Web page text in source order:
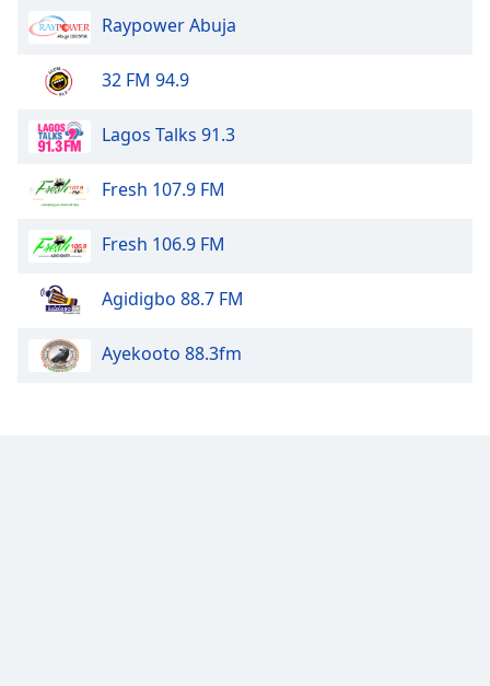
Opacity
Text
Edge
Raypower Abuja
32 FM 94.9
Lagos Talks 91.3
Fresh 107.9 FM
Fresh 106.9 FM
Agidigbo 88.7 FM
Ayekooto 88.3fm